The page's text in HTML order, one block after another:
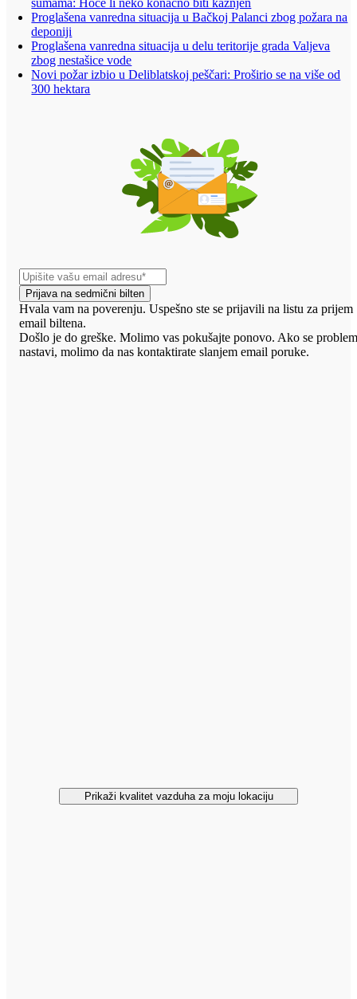
šumama: Hoće li neko konačno biti kažnjen
Proglašena vanredna situacija u Bačkoj Palanci zbog požara na
deponiji
Proglašena vanredna situacija u delu teritorije grada Valjeva
zbog nestašice vode
Novi požar izbio u Deliblatskoj peščari: Proširio se na više od
300 hektara
Prijava na sedmični bilten
Hvala vam na poverenju. Uspešno ste se prijavili na listu za prijem
email biltena.
Došlo je do greške. Molimo vas pokušajte ponovo. Ako se
nastavi, molimo da nas kontaktirate slanjem email poruke.
Prikaži kvalitet vazduha za moju lokaciju